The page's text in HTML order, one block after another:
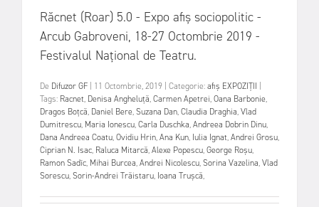
Răcnet (Roar) 5.0 - Expo afiș sociopolitic -
Arcub Gabroveni, 18-27 Octombrie 2019 -
Festivalul Național de Teatru.
De Difuzor GF 11 Octombrie, 2019 Categorie:afiș EXPOZIȚII
Tags: Racnet, Denisa Angheluță,Carmen Apetrei,Oana Barbonie,
Dragos Boțcă, Daniel Bere,Suzana Dan,Claudia Draghia,Vlad
Dumitrescu, Maria Ionescu,Carla Duschka,Andreea Dobrin Dinu,
Dana Andreea Coatu,Ovidiu Hrin,Ana Kun, Iulia Ignat,Andrei Grosu,
Ciprian N. Isac, Raluca Mitarcă,Alexe Popescu,George Roșu,
Ramon Sadîc, Mihai Burcea,Andrei Nicolescu,Sorina Vazelina,Vlad
Sorescu,Sorin-Andrei Trăistaru, Ioana Trușcă,